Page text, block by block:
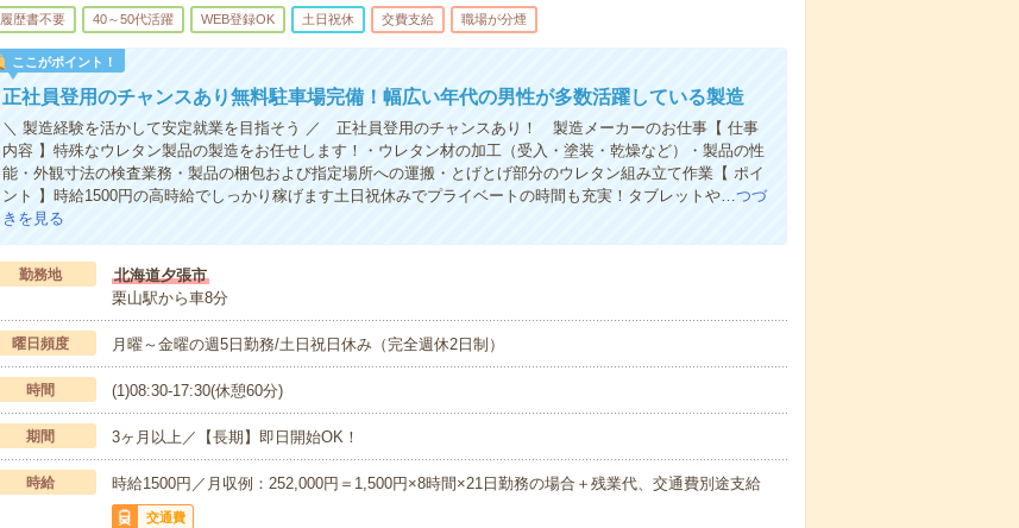
履歴書不要 40～50代活躍 WEB登録OK 土日祝休 交費支給 職場が分煙
ここがポイント！
正社員登用のチャンスあり無料駐車場完備！幅広い年代の男性が多数活躍している製造
＼ 製造経験を活かして安定就業を目指そう ／ 正社員登用のチャンスあり！ 製造メーカーのお仕事【 仕事
内容 】特殊なウレタン製品の製造をお任せします！・ウレタン材の加工（受入・塗装・乾燥など）・製品の性
能・外観寸法の検査業務・製品の梱包および指定場所への運搬・とげとげ部分のウレタン組み立て作業【 ポイ
ント 】時給1500円の高時給でしっかり稼げます土日祝休みでプライベートの時間も充実！タブレットや…つづ
きを見る
勤務地
北海道夕張市
栗山駅から車8分
曜日頻度 月曜～金曜の週5日勤務/土日祝日休み（完全週休2日制）
時間 (1)08:30-17:30(休憩60分)
期間 3ヶ月以上／【長期】即日開始OK！
時給 時給1500円／月収例：252,000円＝1,500円×8時間×21日勤務の場合＋残業代、交通費別途支給
交通費